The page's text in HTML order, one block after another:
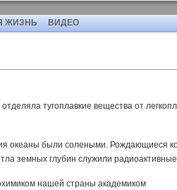
ЖИЗНЬ ВИДЕО
тугоплавкие вещества от
океаны были солеными. Рождающиеся
земных глубин служили
нашей страны академиком